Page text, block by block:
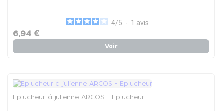
4/5 - 1 avis
6,94 €
Voir
Eplucheur à julienne ARCOS - Eplucheur